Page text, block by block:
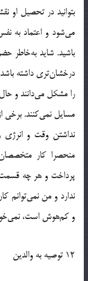
بتوانيد در تحصيل او
مي‌شود و اعتماد به
باشيد. شايد به‌خاطر
درخشان‌تري داشته
را مشکل مي‌دانند و حال
مسايل نمي‌کنند. برخي
نداشتن وقت و انرژي
منحصرا کار
پرداخت و هر چه
ندارد و من نمي‌توانم
و کم‌هوش است،
12 توصيه به والدين